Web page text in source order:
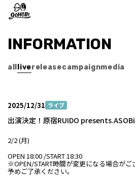
INFORMATION
all livereleasecampaignmedia
2025/12/31 ライブ
出演決定！原宿RUIDO
2/2 (月)
OPEN 18:00 /START 18:30
※OPEN/START時間が変更になる場合がご
予めご了承ください。